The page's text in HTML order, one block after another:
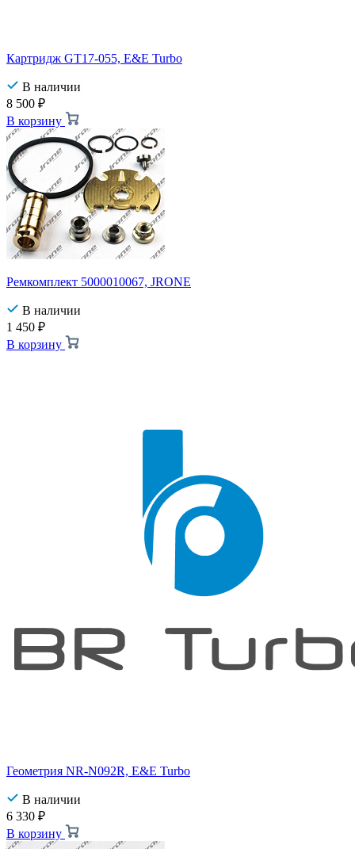
Картридж GT17-055, E&E Turbo
В наличии
8 500 ₽
В корзину
Ремкомплект 5000010067, JRONE
В наличии
1 450 ₽
В корзину
Геометрия NR-N092R, E&E Turbo
В наличии
6 330 ₽
В корзину